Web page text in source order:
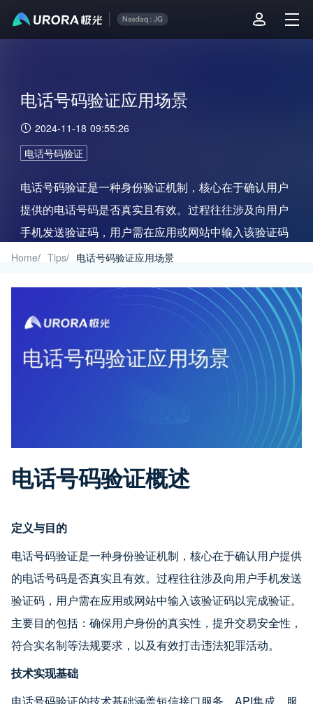
电话号码验证应用场景
2024-11-18 09:55:26
电话号码验证
电话号码验证是一种身份验证机制，核心在于确认用户
提供的电话号码是否真实且有效。过程往往涉及向用户
手机发送验证码，用户需在应用或网站中输入该验证码
以完成验证。
Home/ Tips/ 电话号码验证应用场景
电话号码验证概述
定义与目的
电话号码验证是一种身份验证机制，核心在于确认用户提供
的电话号码是否真实且有效。过程往往涉及向用户手机发送
验证码，用户需在应用或网站中输入该验证码以完成验证。
主要目的包括：确保用户身份的真实性，提升交易安全性，
符合实名制等法规要求，以及有效打击违法犯罪活动。
技术实现基础
电话号码验证的技术基础涵盖短信接口服务、API集成、服